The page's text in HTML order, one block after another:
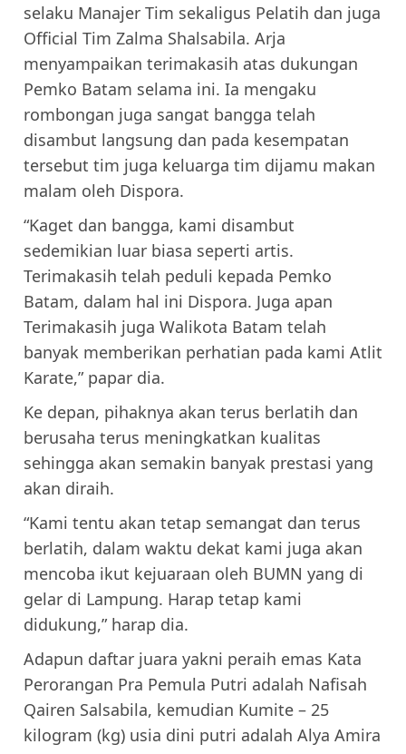
selaku Manajer Tim sekaligus Pelatih dan juga
Official Tim Zalma Shalsabila. Arja
menyampaikan terimakasih atas dukungan
Pemko Batam selama ini. Ia mengaku
rombongan juga sangat bangga telah
disambut langsung dan pada kesempatan
tersebut tim juga keluarga tim dijamu makan
malam oleh Dispora.
“Kaget dan bangga, kami disambut
sedemikian luar biasa seperti artis.
Terimakasih telah peduli kepada Pemko
Batam, dalam hal ini Dispora. Juga apan
Terimakasih juga Walikota Batam telah
banyak memberikan perhatian pada kami Atlit
Karate,” papar dia.
Ke depan, pihaknya akan terus berlatih dan
berusaha terus meningkatkan kualitas
sehingga akan semakin banyak prestasi yang
akan diraih.
“Kami tentu akan tetap semangat dan terus
berlatih, dalam waktu dekat kami juga akan
mencoba ikut kejuaraan oleh BUMN yang di
gelar di Lampung. Harap tetap kami
didukung,” harap dia.
Adapun daftar juara yakni peraih emas Kata
Perorangan Pra Pemula Putri adalah Nafisah
Qairen Salsabila, kemudian Kumite – 25
kilogram (kg) usia dini putri adalah Alya Amira